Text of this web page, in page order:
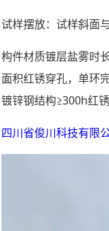
试样摆放：试样斜面
构件材质镀层盐雾时
面积红锈穿孔，单环
镀锌钢结构≥300h红
四川省俊川科技有限